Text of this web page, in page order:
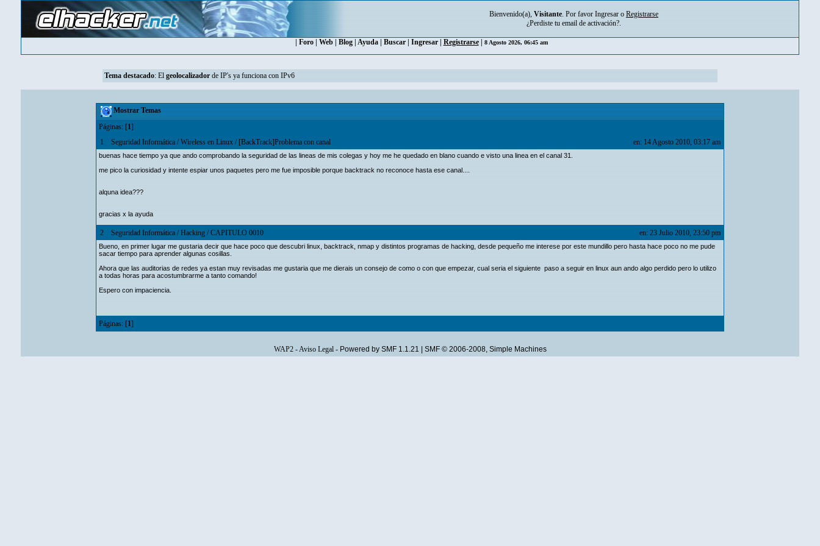
Bienvenido(a), Visitante. Por favor Ingresar o Registrarse
¿Perdiste tu email de activación?.
Foro| Web| Blog| Ayuda| Buscar| Ingresar| Registrarse| 8 Agosto 2026, 06:45 am
Tema destacado: El geolocalizadorde IP's ya funciona con IPv6
Mostrar Temas
Páginas: [1]
1
Seguridad Informática /Wireless en Linux / [BackTrack]Problema con canal en: 14 Agosto 2010, 03:17 am
buenas hace tiempo ya que ando comprobando la seguridad de las lineas de mis colegas y hoy me he quedado en blano cuando e visto una linea en el canal 31.
me pico la curiosidad y intente espiar unos paquetes pero me fue imposible porque backtrack no reconoce hasta ese canal....
alquna idea???
gracias x la ayuda
2 Seguridad Informática /Hacking /CAPITULO 0010 en: 23 Julio 2010, 23:50 pm
Bueno, en primer lugar me gustaria decir que hace poco que descubri linux, backtrack, nmap y distintos programas de hacking, desde pequeño me interese por este mundillo pero hasta hace poco no me pude
sacar tiempo para aprender algunas cosillas.
Ahora que las auditorias de redes ya estan muy revisadas me gustaria que me dierais un consejo de como o con que empezar, cual seria el siguiente paso a seguir en linux aun ando algo perdido pero lo utilizo
a todas horas para acostumbrarme a tanto comando!
Espero con impaciencia.
Páginas: [1]
WAP2-Aviso Legal- Powered by SMF 1.1.21 SMF © 2006-2008, Simple Machines